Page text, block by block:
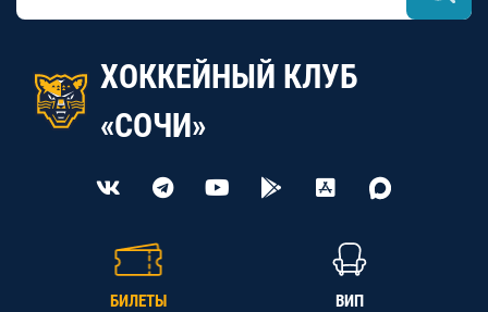
ХОККЕЙНЫЙ КЛУБ
«СОЧИ»
БИЛЕТЫ ВИП